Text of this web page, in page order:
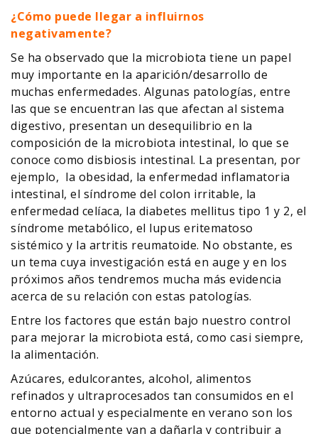
¿Cómo puede llegar a influirnos
negativamente?
Se ha observado que la microbiota tiene un papel
muy importante en la aparición/desarrollo de
muchas enfermedades. Algunas patologías, entre
las que se encuentran las que afectan al sistema
digestivo, presentan un desequilibrio en la
composición de la microbiota intestinal, lo que se
conoce como disbiosis intestinal. La presentan, por
ejemplo, la obesidad, la enfermedad inflamatoria
intestinal, el síndrome del colon irritable, la
enfermedad celíaca, la diabetes mellitus tipo 1 y 2, el
síndrome metabólico, el lupus eritematoso
sistémico y la artritis reumatoide. No obstante, es
un tema cuya investigación está en auge y en los
próximos años tendremos mucha más evidencia
acerca de su relación con estas patologías.
Entre los factores que están bajo nuestro control
para mejorar la microbiota está, como casi siempre,
la alimentación.
Azúcares, edulcorantes, alcohol, alimentos
refinados y ultraprocesados tan consumidos en el
entorno actual y especialmente en verano son los
que potencialmente van a dañarla y contribuir a